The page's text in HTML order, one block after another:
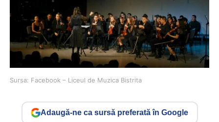
Sursa: Facebook – Liceul de Muzica Bistrita
Adaugă-ne ca sursă preferată în Google